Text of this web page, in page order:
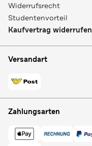
Widerrufsrecht
Studentenvorteil
Kaufvertrag widerrufen
Versandart
Zahlungsarten